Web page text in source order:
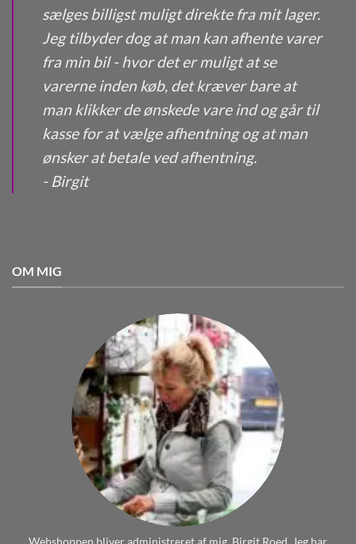
sælges billigst muligt direkte fra mit lager.
Jeg tilbyder dog at man kan afhente varer
fra min bil - hvor det er muligt at se
varerne inden køb, det kræver bare at
man klikker de ønskede vare ind og går til
kasse for at vælge afhentning og at man
ønsker at betale ved afhentning.
- Birgit
OM MIG